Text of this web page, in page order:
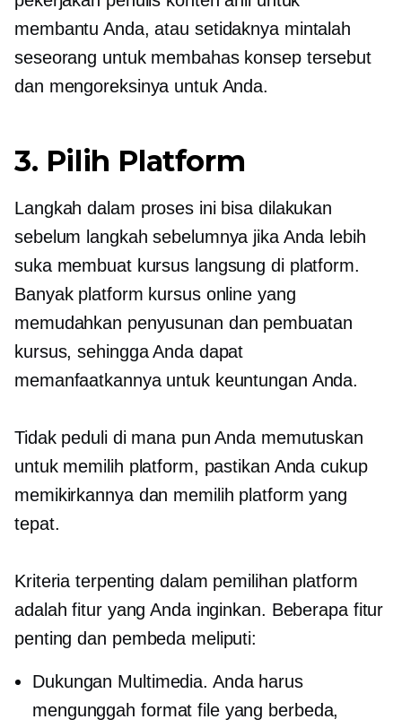
membantu Anda, atau setidaknya mintalah
seseorang untuk membahas konsep tersebut
dan mengoreksinya untuk Anda.
3. Pilih Platform
Langkah dalam proses ini bisa dilakukan
sebelum langkah sebelumnya jika Anda lebih
suka membuat kursus langsung di platform.
Banyak platform kursus online yang
memudahkan penyusunan dan pembuatan
kursus, sehingga Anda dapat
memanfaatkannya untuk keuntungan Anda.
Tidak peduli di mana pun Anda memutuskan
untuk memilih platform, pastikan Anda cukup
memikirkannya dan memilih platform yang
tepat.
Kriteria terpenting dalam pemilihan platform
adalah fitur yang Anda inginkan. Beberapa fitur
penting dan pembeda meliputi:
Dukungan Multimedia. Anda harus
mengunggah format file yang berbeda,